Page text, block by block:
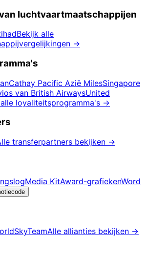
luchtvaartmaatschappijen
Bekijk alle
→
Cathay Pacific Azië MilesSingapore
van British AirwaysUnited
loyaliteitsprogramma's →
transferpartners bekijken →
Media KitAward-grafiekenWord
SkyTeamAlle allianties bekijken →